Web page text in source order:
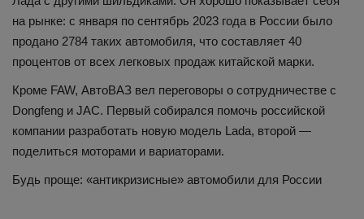
на рынке: с января по сентябрь 2023 года в России было
продано 2784 таких автомобиля, что составляет 40
процентов от всех легковых продаж китайской марки.
Кроме FAW, АвтоВАЗ вел переговоры о сотрудничестве c
Dongfeng и JAC. Первый собирался помочь российской
компании разработать новую модель Lada, второй —
поделиться моторами и вариаторами.
Будь проще: «антикризисные» автомобили для России